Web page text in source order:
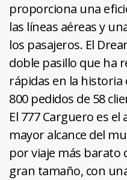
proporciona una
las líneas aéreas y
los pasajeros. El
doble pasillo que ha
rápidas en la historia
800 pedidos de 58
El 777 Carguero es
mayor alcance del
por viaje más barato
gran tamaño, con